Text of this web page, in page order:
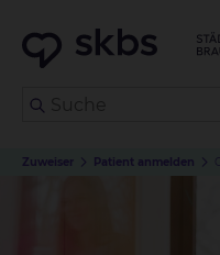
Zuweiser Patient anmelden